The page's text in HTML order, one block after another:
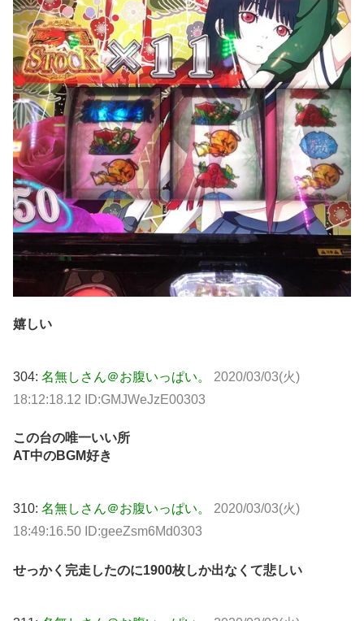
嬉しい
304: 名無しさん＠お腹いっぱい。
2020/03/03(火)
18:12:18.12 ID:GMJWeJzE00303
この台の唯一いい所
AT中のBGM好き
310: 名無しさん＠お腹いっぱい。
2020/03/03(火)
18:49:16.50 ID:geeZsm6Md0303
せっかく完走したのに1900枚しか出なくて悲しい